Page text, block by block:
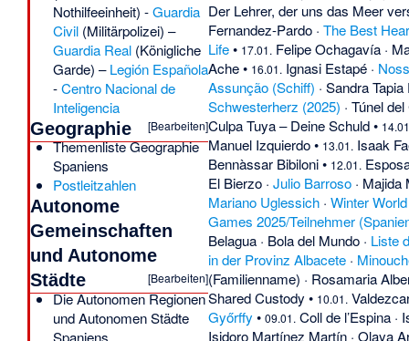
Nothilfeeinheit) -Guardia
Civil(Militärpolizei) –
Guardia Real(Königliche
Garde) –Legión Española
-Centro Nacional de
Inteligencia
Geographie [Bearbeiten]
Themenliste Geographie
Spaniens
Postleitzahlen
Autonome
Gemeinschaften
und Autonome
Städte
[Bearbeiten]
Die Autonomen Regionen
und Autonomen Städte
Spaniens
Der Lehrer, der uns das Meer
Fernandez-Pardo ·The Best
Life• 17.01. Felipe Ochagavía ·
Ache• 16.01. Ignasi Estapé ·
Assunção (Schiff) ·Sandra
Schwesterherz (2025) ·Túnel
Culpa Tuya – Deine Schuld•
Manuel Izquierdo• 13.01. Isaak
Bennàssar Bibiloni• 12.01.
El Bierzo ·Julio Barroso · Majida
Mariano Uglessich ·Winter
Games 2025/Teilnehmer
Belagua · Bola del Mundo · Liste
in der Provinz Albacete ·
(Familienname) · Rosamaria
Shared Custody • 10.01.
Győrffy •09.01. Coll de l’Espina ·
Isidoro Martínez Martín ·Olaya